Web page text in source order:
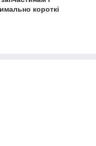
короткі